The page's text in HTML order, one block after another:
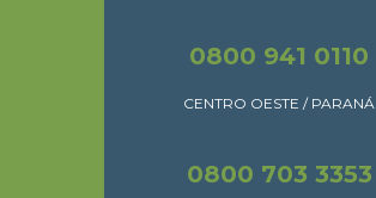
0800 941 0110
CENTRO OESTE / PARANÁ
0800 703 3353